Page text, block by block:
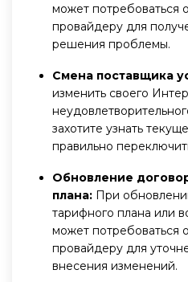
может потребоваться
провайдеру для
решения проблемы.
Смена поставщика
изменить своего
захотите узнать
правильно
Обновление
плана: При
тарифного плана или
может потребоваться
провайдеру для
внесения изменений.